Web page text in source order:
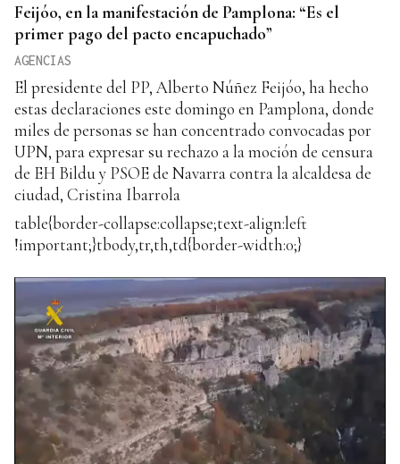
Feijóo, en la manifestación de Pamplona: “Es el
primer pago del pacto encapuchado”
AGENCIAS
El presidente del PP, Alberto Núñez Feijóo, ha hecho
estas declaraciones este domingo en Pamplona, donde
miles de personas se han concentrado convocadas por
UPN, para expresar su rechazo a la moción de censura
de EH Bildu y PSOE de Navarra contra la alcaldesa de
ciudad, Cristina Ibarrola
table{border-collapse:collapse;text-align:left
!important;}tbody,tr,th,td{border-width:0;}